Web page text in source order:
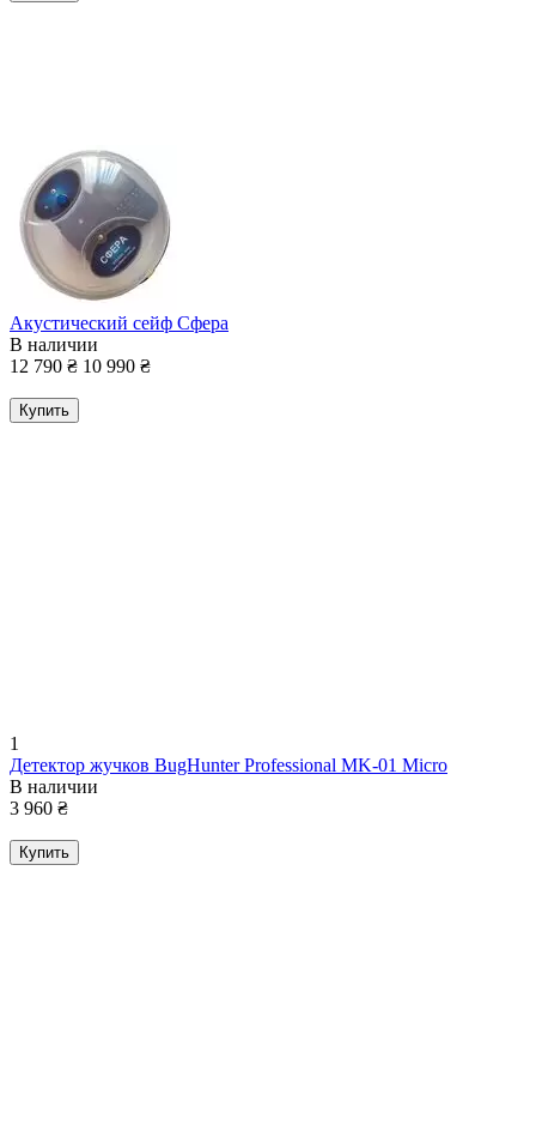
Акустический сейф Сфера
В наличии
12 790 ₴ 10 990 ₴
Купить
1
Детектор жучков BugHunter Professional MK-01 Micro
В наличии
3 960 ₴
Купить